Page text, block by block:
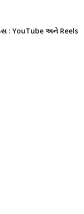
: YouTube અને Reels